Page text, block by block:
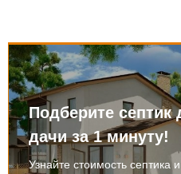
Подберите
дачи за 1 минуту!
Узнайте стоимость септика